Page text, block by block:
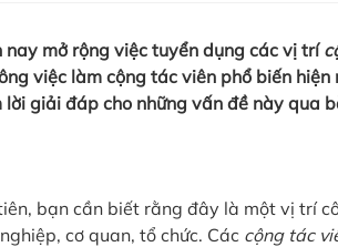
nay mở rộng việc tuyển dụng các vị trí
việc làm cộng tác viên phổ biến
giải đáp cho những vấn đề này qua
bạn cần biết rằng đây là một vị trí
cơ quan, tổ chức. Các cộng tác